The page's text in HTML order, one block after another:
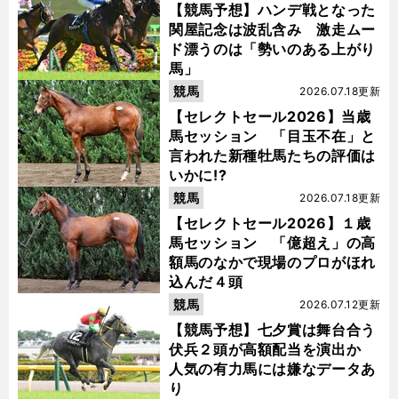
【競馬予想】ハンデ戦となった
関屋記念は波乱含み 激走ムー
ド漂うのは「勢いのある上がり
馬」
【セレクトセール2026】当歳
馬セッション 「目玉不在」と
言われた新種牡馬たちの評価は
いかに!?
2026.07.18更新
競馬
【セレクトセール2026】１歳
馬セッション 「億超え」の高
額馬のなかで現場のプロがほれ
込んだ４頭
2026.07.18更新
競馬
【競馬予想】七夕賞は舞台合う
伏兵２頭が高額配当を演出か
人気の有力馬には嫌なデータあ
り
2026.07.12更新
競馬